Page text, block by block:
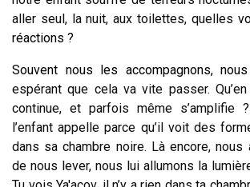
aller seul, la nuit, aux toilettes, quelles
réactions ?
Souvent nous les accompagnons,
espérant que cela va vite passer.
continue, et parfois même s’amplifie
l’enfant appelle parce qu’il voit des
dans sa chambre noire. Là encore, nous
de nous lever, nous lui allumons la